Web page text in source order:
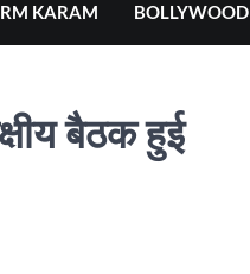
KARAM BOLLYWOOD
बैठक हुई